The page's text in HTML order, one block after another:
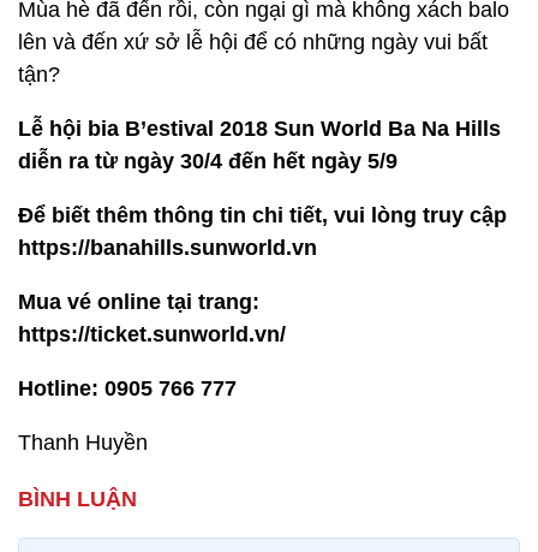
Mùa hè đã đến rồi, còn ngại gì mà không xách balo
lên và đến xứ sở lễ hội để có những ngày vui bất
tận?
Lễ hội bia B’estival 2018 Sun World Ba Na Hills
diễn ra từ ngày 30/4 đến hết ngày 5/9
Để biết thêm thông tin chi tiết, vui lòng truy cập
https://banahills.sunworld.vn
Mua vé online tại trang:
https://ticket.sunworld.vn/
Hotline: 0905 766 777
Thanh Huyền